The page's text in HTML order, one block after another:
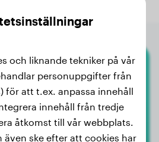
Corso
Thor
och liknande tekniker på vår
personuppgifter från
för att t.ex. anpassa innehåll
innehåll från tredje
åtkomst till vår webbplats.
även ske efter att cookies har